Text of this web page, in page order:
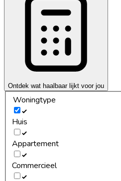
Ontdek wat haalbaar lijkt voor jou
Woningtype
Huis
Appartement
Commercieel